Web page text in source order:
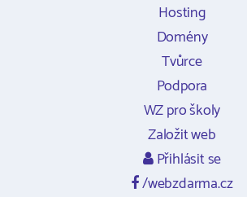
Hosting
Domény
Tvůrce
Podpora
WZ pro školy
Založit web
Přihlásit se
/webzdarma.cz